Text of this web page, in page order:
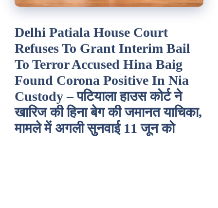
Delhi Patiala House Court
Refuses To Grant Interim Bail
To Terror Accused Hina Baig
Found Corona Positive In Nia
Custody – पटियाला हाउस कोर्ट ने
खारिज की हिना बेग की जमानत याचिका,
मामले में अगली सुनवाई 11 जून को